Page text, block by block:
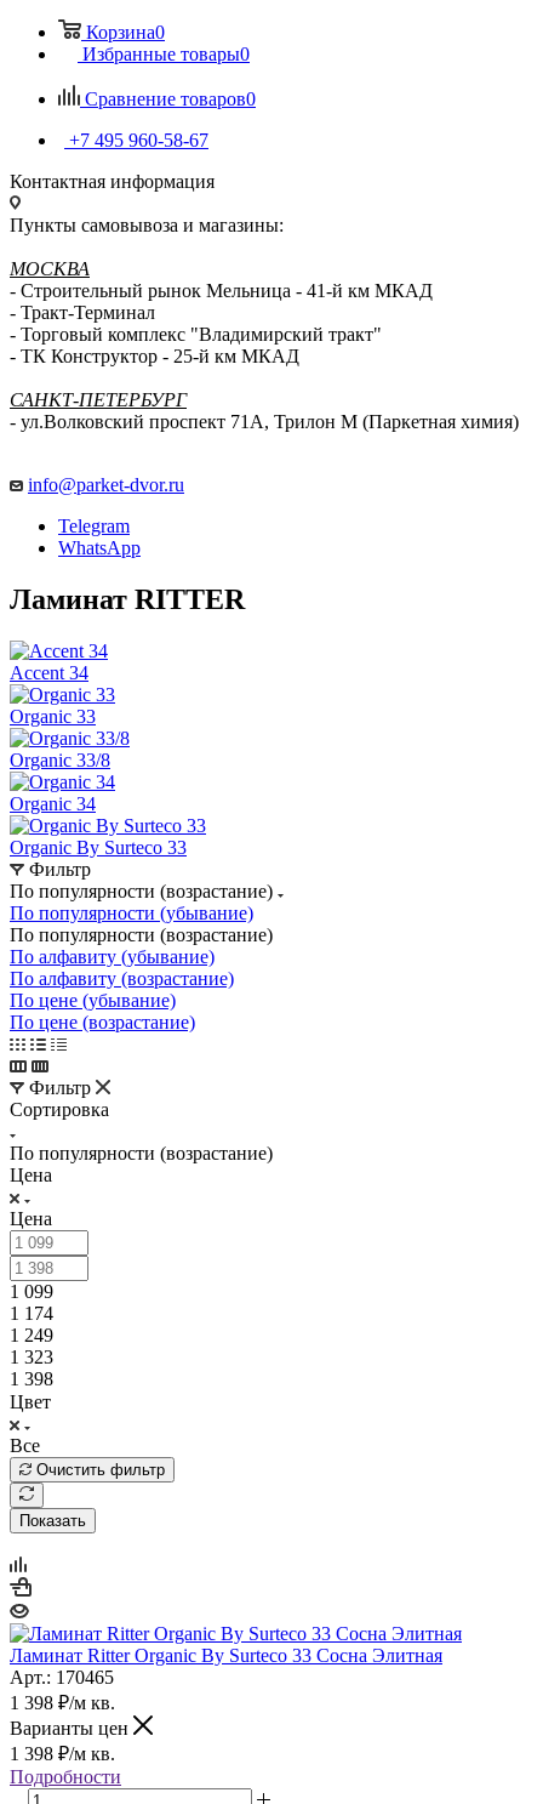
Корзина0
Избранные товары0
Сравнение товаров0
+7 495 960-58-67
Контактная информация
Пункты самовывоза и магазины:
МОСКВА
- Строительный рынок Мельница - 41-й км МКАД
- Тракт-Терминал
- Торговый комплекс "Владимирский тракт"
- ТК Конструктор - 25-й км МКАД
САНКТ-ПЕТЕРБУРГ
- ул.Волковский проспект 71А, Трилон М (Паркетная химия)
info@parket-dvor.ru
Telegram
WhatsApp
Ламинат RITTER
Accent 34
Organic 33
Organic 33/8
Organic 34
Organic By Surteco 33
Фильтр
По популярности (возрастание)
По популярности (убывание)
По популярности (возрастание)
По алфавиту (убывание)
По алфавиту (возрастание)
По цене (убывание)
По цене (возрастание)
Фильтр
Сортировка
По популярности (возрастание)
Цена
Цена
1 099
1 174
1 249
1 323
1 398
Цвет
Все
Очистить фильтр
Показать
Ламинат Ritter Organic By Surteco 33 Сосна Элитная
Арт.: 170465
1 398 ₽/м кв.
Варианты цен
1 398 ₽/м кв.
Подробности